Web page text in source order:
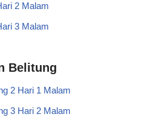
2 Malam
3 Malam
Belitung
2 Hari 1 Malam
3 Hari 2 Malam